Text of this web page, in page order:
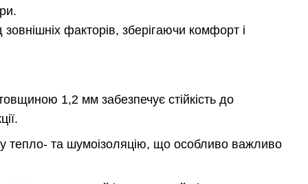
факторів, зберігаючи комфорт і
1,2 мм забезпечує стійкість до
тепло- та шумоізоляцію, що особливо важливо